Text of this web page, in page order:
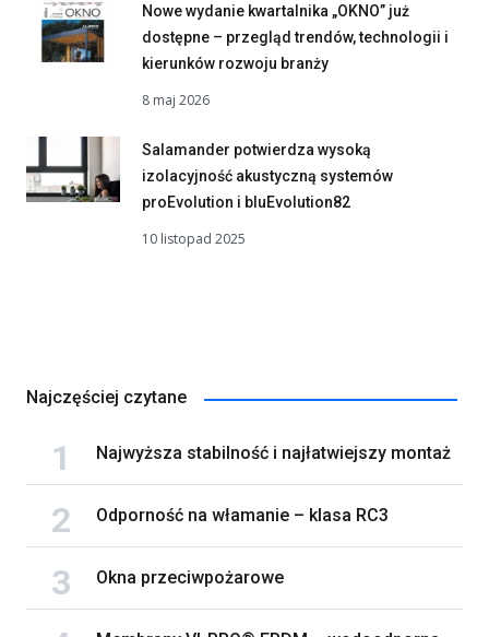
Nowe wydanie kwartalnika „OKNO” już
dostępne – przegląd trendów, technologii i
kierunków rozwoju branży
8 maj 2026
Salamander potwierdza wysoką
izolacyjność akustyczną systemów
proEvolution i bluEvolution82
10 listopad 2025
Najczęściej czytane
Najwyższa stabilność i najłatwiejszy montaż
Odporność na włamanie – klasa RC3
Okna przeciwpożarowe